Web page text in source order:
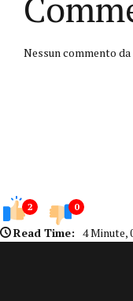
Nessun commento
2 0
Read Time: 4 Minute,